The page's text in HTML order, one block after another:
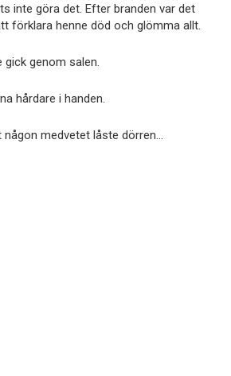
inte göra det. Efter branden var det
förklara henne död och glömma allt.
genom salen.
hårdare i handen.
medvetet låste dörren…